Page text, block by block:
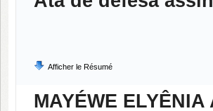
Afficher le Résumé
MAYÉWE